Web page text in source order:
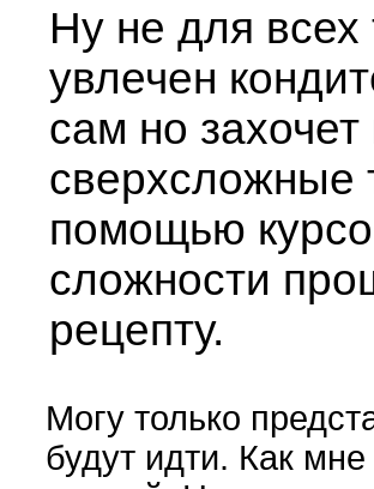
Ну не для всех
увлечен
сам но
сверхсложные
помощью
сложности
рецепту.
Могу только
будут идти. Как мне